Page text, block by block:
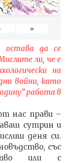
»
остава да се
ли, че е
на
войни, като
работа в
нас прави –
сутрин и
деня си.
със
или с